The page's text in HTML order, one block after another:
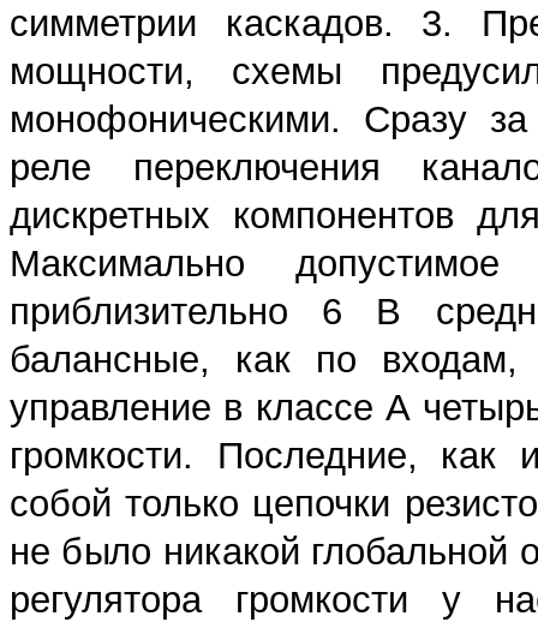
симметрии каскадов. 3.
мощности, схемы
монофоническими. Сразу
реле переключения
дискретных компонентов
Максимально
приблизительно 6 В
балансные, как по
управление в классе А
громкости. Последние,
собой только цепочки
не было никакой глобальной
регулятора громкости у